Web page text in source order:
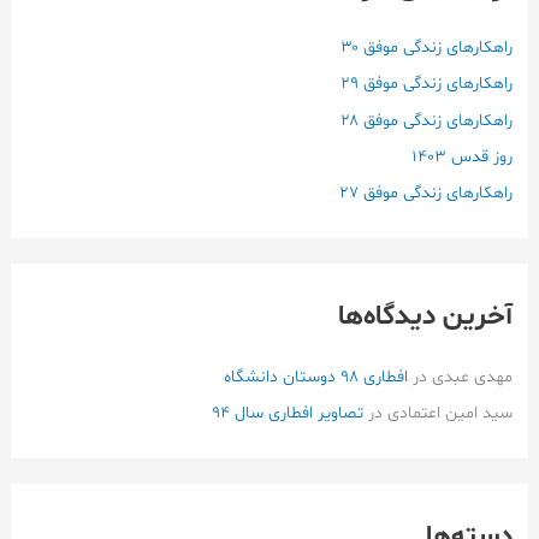
ر
ا
ی
راهکارهای زندگی موفق ۳۰
راهکارهای زندگی موفق ۲۹
راهکارهای زندگی موفق ۲۸
روز قدس ۱۴۰3
راهکارهای زندگی موفق ۲۷
آخرین دیدگاه‌ها
مهدی عبدی در افطاری ۹۸ دوستان دانشگاه
سید امین اعتمادی درتصاویر افطاری سال 94